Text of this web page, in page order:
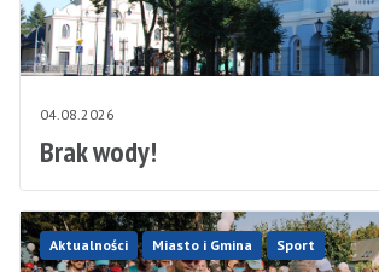
04.08.2026
Brak wody!
Aktualności Miasto i Gmina Sport